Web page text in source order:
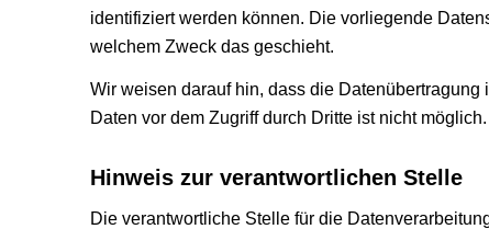
identifiziert werden können. Die vorliegende
welchem Zweck das geschieht.
Wir weisen darauf hin, dass die
Daten vor dem Zugriff durch Dritte ist nicht möglich.
Hinweis zur verantwortlichen Stelle
Die verantwortliche Stelle für die